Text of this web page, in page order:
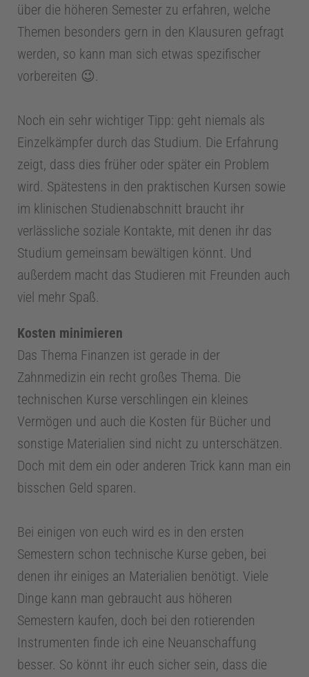
h
n
k
P
r
a
x
i
s
m
a
a
g
e
m
über die höheren Semester zu erfahren, welche
Themen besonders gern in den Klausuren gefragt
werden, so kann man sich etwas spezifischer
vorbereiten 😉.
Noch ein sehr wichtiger Tipp: geht niemals als
Einzelkämpfer durch das Studium. Die Erfahrung
zeigt, dass dies früher oder später ein Problem
wird. Spätestens in den praktischen Kursen sowie
im klinischen Studienabschnitt braucht ihr
verlässliche soziale Kontakte, mit denen ihr das
Studium gemeinsam bewältigen könnt. Und
außerdem macht das Studieren mit Freunden auch
viel mehr Spaß.
Kosten minimieren
Das Thema Finanzen ist gerade in der
Zahnmedizin ein recht großes Thema. Die
technischen Kurse verschlingen ein kleines
Vermögen und auch die Kosten für Bücher und
sonstige Materialien sind nicht zu unterschätzen.
Doch mit dem ein oder anderen Trick kann man ein
bisschen Geld sparen.
Bei einigen von euch wird es in den ersten
Semestern schon technische Kurse geben, bei
denen ihr einiges an Materialien benötigt. Viele
Dinge kann man gebraucht aus höheren
Semestern kaufen, doch bei den rotierenden
Instrumenten finde ich eine Neuanschaffung
besser. So könnt ihr euch sicher sein, dass die